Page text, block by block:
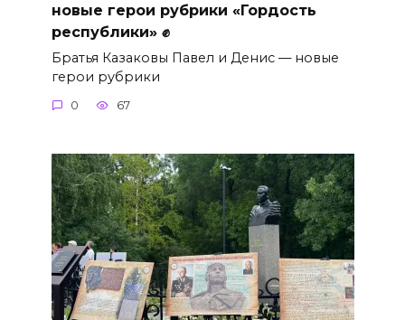
новые герои рубрики «Гордость
республики» ✊
Братья Казаковы Павел и Денис — новые
герои рубрики
0 67